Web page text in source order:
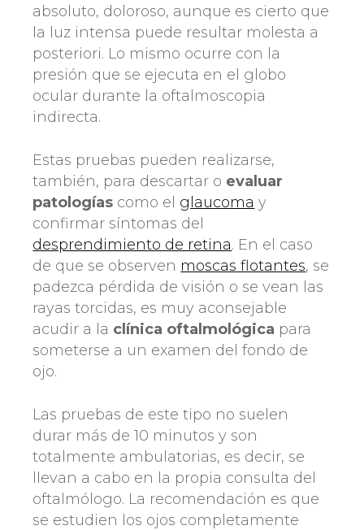
absoluto, doloroso, aunque es cierto que
la luz intensa puede resultar molesta a
posteriori. Lo mismo ocurre con la
presión que se ejecuta en el globo
ocular durante la oftalmoscopia
indirecta.
Estas pruebas pueden realizarse,
también, para descartar o evaluar
patologías como el glaucoma y
confirmar síntomas del
desprendimiento de retina. En el caso
de que se observen moscas flotantes, se
padezca pérdida de visión o se vean las
rayas torcidas, es muy aconsejable
acudir a la clínica oftalmológica para
someterse a un examen del fondo de
ojo.
Las pruebas de este tipo no suelen
durar más de 10 minutos y son
totalmente ambulatorias, es decir, se
llevan a cabo en la propia consulta del
oftalmólogo. La recomendación es que
se estudien los ojos completamente